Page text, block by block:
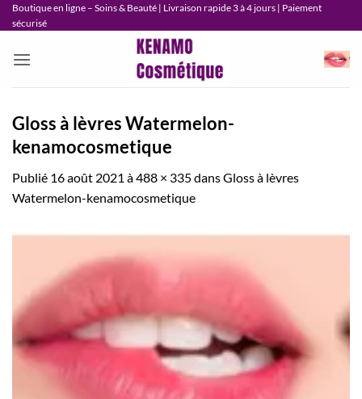
Passer
au
Boutique en ligne – Soins & Beauté | Livraison rapide 3 à 4 jours | Paiement
sécurisé
Gloss à lèvres Watermelon-
kenamocosmetique
Publié 16 août 2021 à488 × 335dansGloss à lèvres
Watermelon-kenamocosmetique